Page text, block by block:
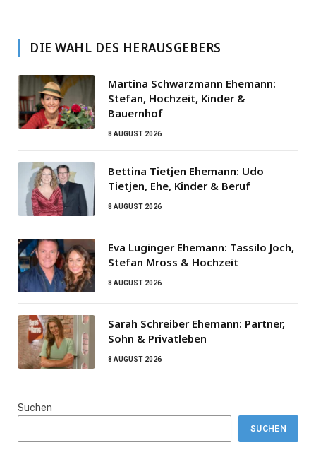
DIE WAHL DES HERAUSGEBERS
Martina Schwarzmann Ehemann:
Stefan, Hochzeit, Kinder &
Bauernhof
8 AUGUST 2026
Bettina Tietjen Ehemann: Udo
Tietjen, Ehe, Kinder & Beruf
8 AUGUST 2026
Eva Luginger Ehemann: Tassilo Joch,
Stefan Mross & Hochzeit
8 AUGUST 2026
Sarah Schreiber Ehemann: Partner,
Sohn & Privatleben
8 AUGUST 2026
Suchen
SUCHEN